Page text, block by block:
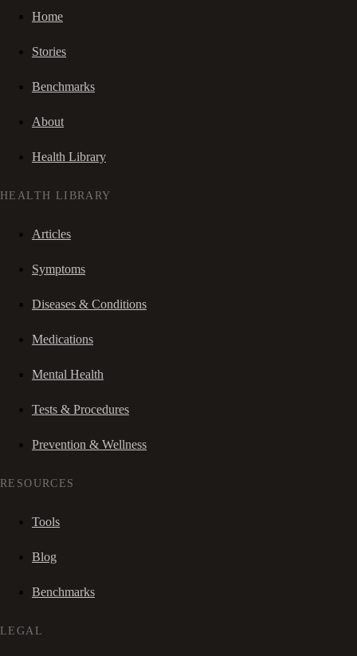
Home
Stories
Benchmarks
About
Health Library
HEALTH LIBRARY
Articles
Symptoms
Diseases & Conditions
Medications
Mental Health
Tests & Procedures
Prevention & Wellness
RESOURCES
Tools
Blog
Benchmarks
LEGAL